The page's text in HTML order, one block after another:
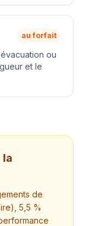
au forfait
ou
et le
la
de
5,5 %